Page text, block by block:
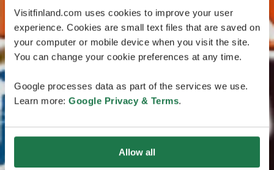
Visitfinland.com uses cookies to improve your user
experience. Cookies are small text files that are saved on
your computer or mobile device when you visit the site.
You can change your cookie preferences at any time.
Google processes data as part of the services we use.
Learn more: Google Privacy & Terms.
Allow all